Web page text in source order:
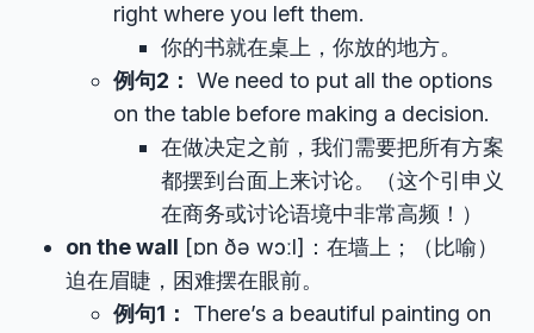
right where you left them.
你的书就在桌上，你放的地方。
例句2： We need to put all the options
on the table before making a decision.
在做决定之前，我们需要把所有方案
都摆到台面上来讨论。（这个引申义
在商务或讨论语境中非常高频！）
on the wall [ɒn ðə wɔːl]：在墙上；（比喻）
迫在眉睫，困难摆在眼前。
例句1：
There’s a beautiful painting on